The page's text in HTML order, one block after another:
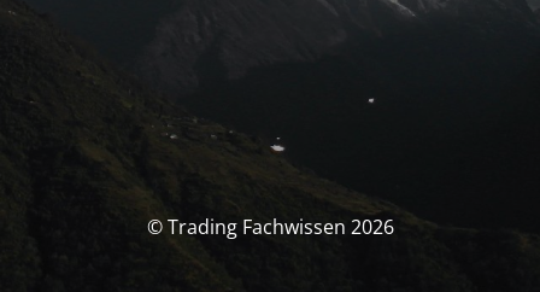
© Trading Fachwissen 2026